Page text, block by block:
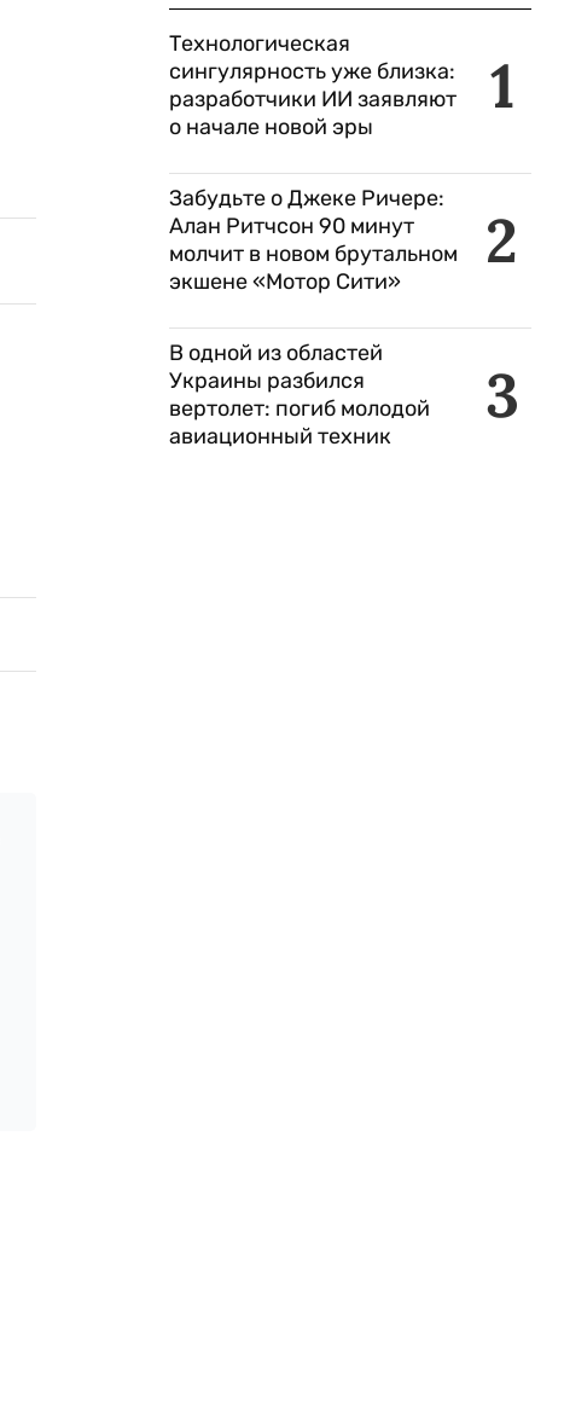
1
Технологическая
сингулярность уже близка:
разработчики ИИ заявляют
о начале новой эры
2
Забудьте о Джеке Ричере:
Алан Ритчсон 90 минут
молчит в новом брутальном
экшене «Мотор Сити»
3
В одной из областей
Украины разбился
вертолет: погиб молодой
авиационный техник